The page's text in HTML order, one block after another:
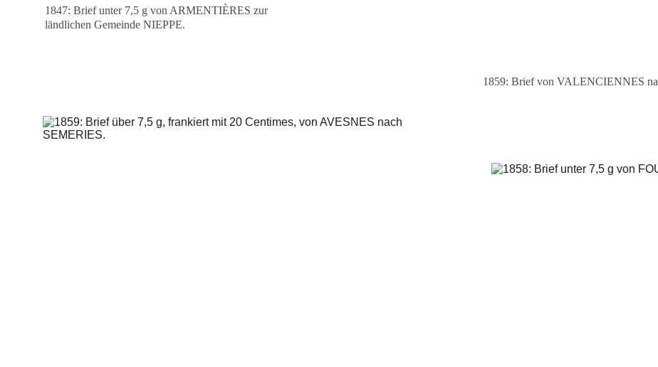
1859: Brief von VALENCIENNES
1847: Brief unter 7,5 g von ARMENTIÈRES zur
ländlichen Gemeinde NIEPPE.